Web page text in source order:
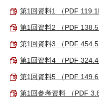
第1回資料1 （PDF
第1回資料2 （PDF
第1回資料3 （PDF
第1回資料4 （PDF
第1回資料5 （PDF
第1回参考資料 （PDF